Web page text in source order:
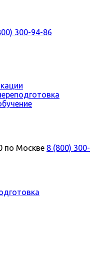
300-94-86
по Москве 8 (800) 300-